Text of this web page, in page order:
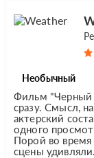
Необычный
Фильм "Черный
сразу. Смысл,
актерский
одного
Порой во
сцены удивляли.